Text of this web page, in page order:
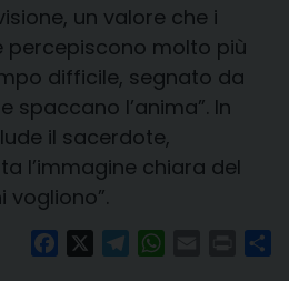
un valore che i
percepiscono molto più
difficile, segnato da
spaccano l’anima”. In
il sacerdote,
l’immagine chiara del
vogliono”.
FacebookTelegramWhatsAppPrint